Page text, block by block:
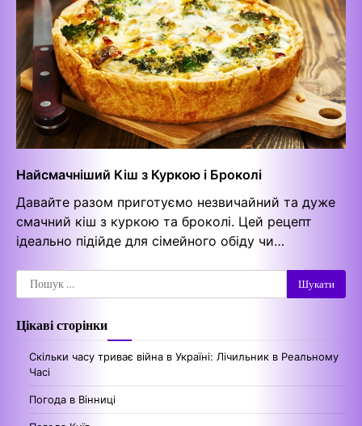
Найсмачніший Кіш з Куркою і Броколі
Давайте разом приготуємо незвичайний та дуже
смачний кіш з куркою та броколі. Цей рецепт
ідеально підійде для сімейного обіду чи…
Пошук:
Цікаві сторінки
Скільки часу триває війна в Україні: Лічильник в Реальному
Часі
Погода в Вінниці